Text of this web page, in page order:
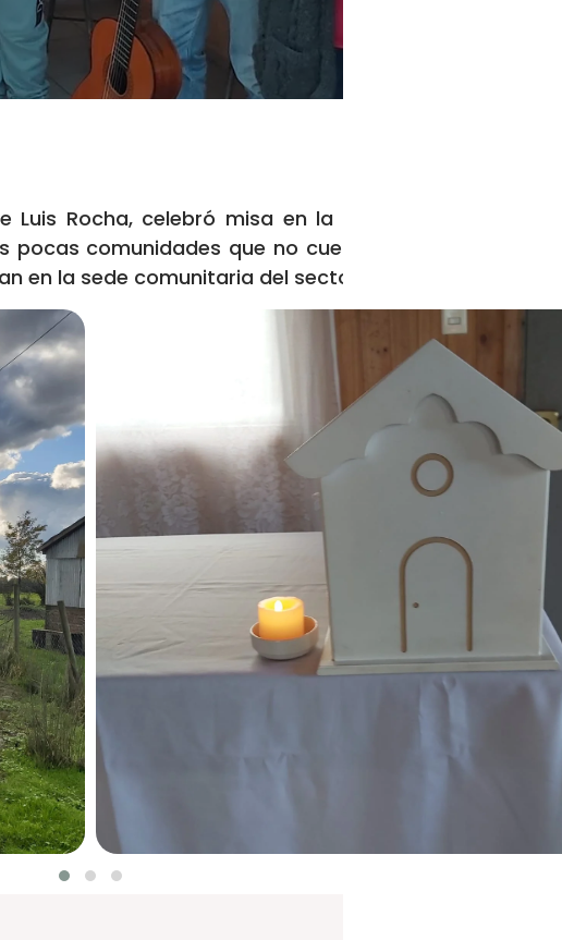
Rocha, celebró misa en la comunidad San
comunidades que no cuenta con capilla en la
en la sede comunitaria del sector